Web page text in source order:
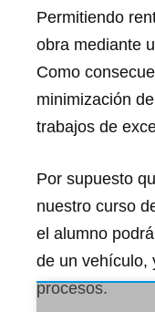
Permitiendo
obra mediante
Como
minimización
trabajos de
Por supuesto
nuestro curso
el alumno
de un vehículo,
procesos.